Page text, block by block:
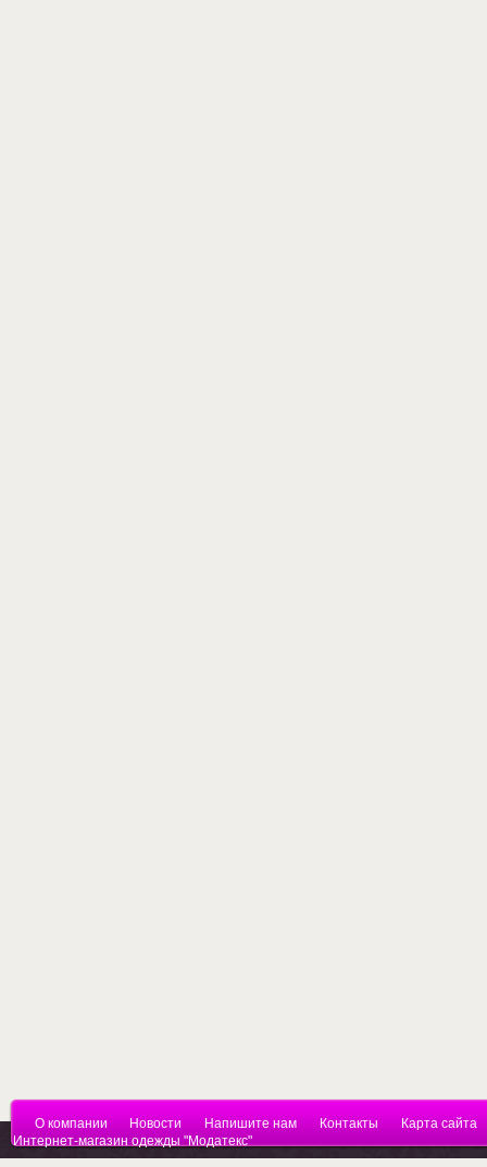
О компании Новости Напишите нам Контакты
Карта сайта
Интернет-магазин одежды "Модатекс"